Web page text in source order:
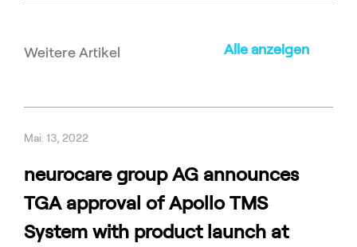
Weitere Artikel Alle anzeigen
Mai. 13, 2022
neurocare group AG announces
TGA approval of Apollo TMS
System with product launch at